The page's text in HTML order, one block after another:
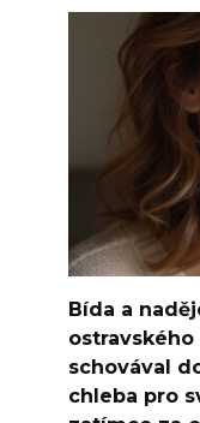
Bída a
schovával
chleba pro